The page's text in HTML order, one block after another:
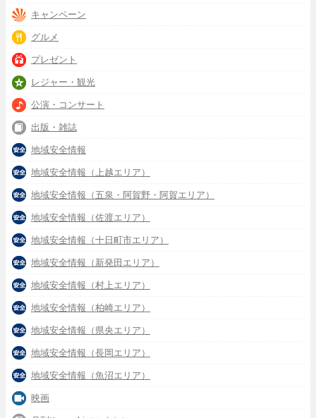
キャンペーン
グルメ
プレゼント
レジャー・観光
公演・コンサート
出版・雑誌
地域安全情報
地域安全情報（上越エリア）
地域安全情報（五泉・阿賀野・阿賀エリア）
地域安全情報（佐渡エリア）
地域安全情報（十日町市エリア）
地域安全情報（新発田エリア）
地域安全情報（村上エリア）
地域安全情報（柏崎エリア）
地域安全情報（県央エリア）
地域安全情報（長岡エリア）
地域安全情報（魚沼エリア）
映画